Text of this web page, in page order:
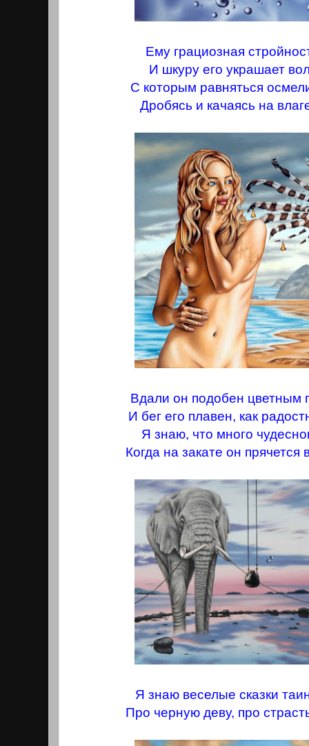
Ему грациозная
И шкуру его украшает
С которым равняться
Дробясь и качаясь на
Вдали он подобен цветным
И бег его плавен, как
Я знаю, что много
Когда на закате он
Я знаю веселые сказки
Про черную деву, про